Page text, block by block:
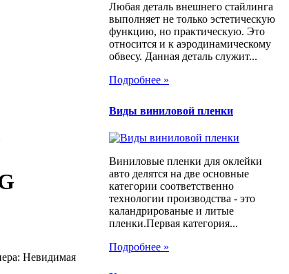
Невидимая
Любая деталь внешнего стайлинга
выполняет не только эстетическую
функцию, но практическую. Это
относится и к аэродинамическому
обвесу. Данная деталь служит...
Подробнее »
Виды виниловой пленки
Виниловые пленки для оклейки
авто делятся на две основные
категории соответственно
технологии производства - это
каландрированые и литые
пленки.Первая категория...
Подробнее »